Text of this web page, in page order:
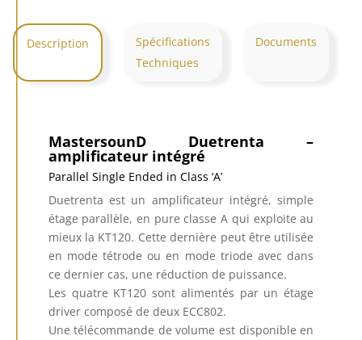
Description
Spécifications
Techniques
Documents
MastersounD Duetrenta –
amplificateur intégré
Parallel Single Ended in Class ‘A’
Duetrenta est un amplificateur intégré, simple
étage parallèle, en pure classe A qui exploite au
mieux la KT120. Cette dernière peut être utilisée
en mode tétrode ou en mode triode avec dans
ce dernier cas, une réduction de puissance.
Les quatre KT120 sont alimentés par un étage
driver composé de deux ECC802.
Une télécommande de volume est disponible en